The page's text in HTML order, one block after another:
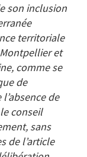
son inclusion
territoriale
et
comme se
de
de
conseil
sans
de l’article